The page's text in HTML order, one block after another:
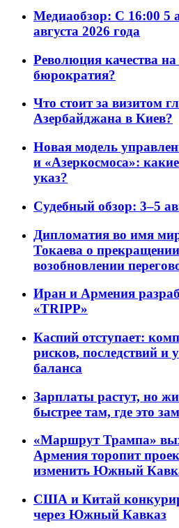
Медиаобзор: С 16:00 5
августа 2026 года
Революция качества
бюрократия?
Что стоит за визитом
Азербайджана в Киев?
Новая модель
и «Азеркосмоса»:
указ?
Судебный обзор: 3–5
Дипломатия во имя
Токаева о
возобновлении
Иран и Армения
«TRIPP»
Каспий отступает:
рисков, последствий и
баланса
Зарплаты растут, но
быстрее там, где это
«Маршрут Трампа»
Армения торопит
изменить Южный
США и Китай
через Южный Кавказ